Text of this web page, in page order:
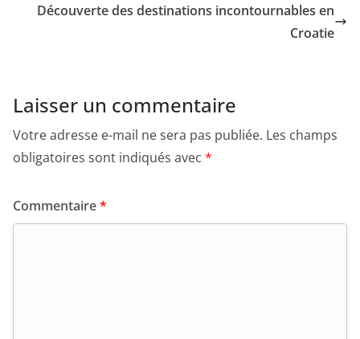
Découverte des destinations incontournables en
Croatie
Laisser un commentaire
Votre adresse e-mail ne sera pas publiée. Les champs
obligatoires sont indiqués avec *
Commentaire*